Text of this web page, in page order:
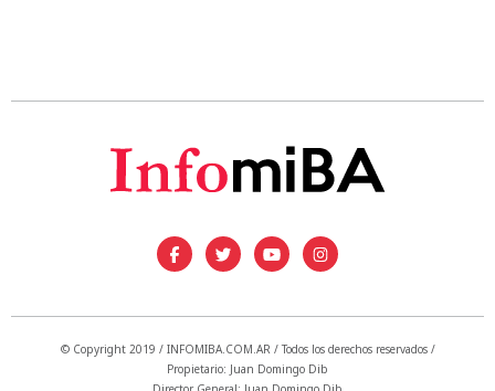
© Copyright 2019 / INFOMIBA.COM.AR / Todos los derechos reservados /
Propietario: Juan Domingo Dib